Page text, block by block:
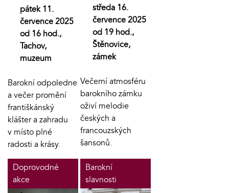
pátek 11.
července 2025
od 16 hod.,
Tachov,
muzeum
Barokní odpoledne
a večer promění
františkánský
klášter a zahradu
v místo plné
radosti a krásy.
středa 16.
července 2025
od 19 hod.,
Štěnovice,
zámek
Večerní atmosféru
barokního zámku
oživí melodie
českých a
francouzských
šansonů.
Doprovodné
akce
Barokní
slavnosti